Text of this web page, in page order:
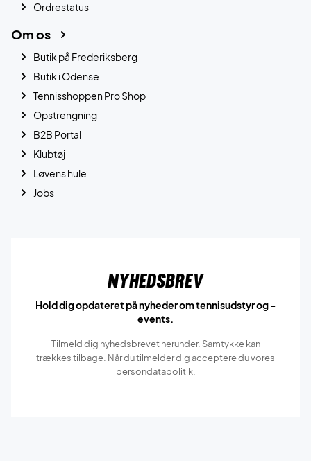
Ordrestatus
Om os
Butik på Frederiksberg
Butik i Odense
Tennisshoppen Pro Shop
Opstrengning
B2B Portal
Klubtøj
Løvens hule
Jobs
Nyhedsbrev
Hold dig opdateret på nyheder om tennisudstyr og -
events.
Tilmeld dig nyhedsbrevet herunder. Samtykke kan
trækkes tilbage. Når du tilmelder dig acceptere du vores
persondatapolitik.